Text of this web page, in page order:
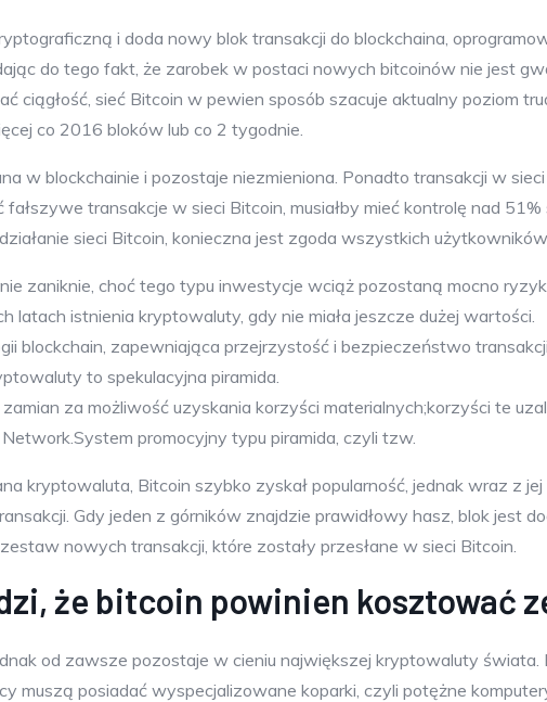
i doda nowy blok transakcji do blockchaina,
do tego fakt, że zarobek w postaci nowych bitcoinów nie jest
ciągłość, sieć Bitcoin w pewien sposób szacuje aktualny poziom
co 2016 bloków lub co 2 tygodnie.
w blockchainie i pozostaje niezmieniona. Ponadto transakcji w
transakcje w sieci Bitcoin, musiałby mieć kontrolę nad
sieci Bitcoin, konieczna jest zgoda wszystkich
zaniknie, choć tego typu inwestycje wciąż pozostaną mocno
latach istnienia kryptowaluty, gdy nie miała jeszcze dużej wartości.
blockchain, zapewniająca przejrzystość i bezpieczeństwo
to spekulacyjna piramida.
za możliwość uzyskania korzyści materialnych;korzyści te
promocyjny typu piramida, czyli tzw.
kryptowaluta, Bitcoin szybko zyskał popularność, jednak wraz z
Gdy jeden z górników znajdzie prawidłowy hasz, blok jest
nowych transakcji, które zostały przesłane w sieci Bitcoin.
że bitcoin powinien kosztować
od zawsze pozostaje w cieniu największej kryptowaluty
muszą posiadać wyspecjalizowane koparki, czyli potężne